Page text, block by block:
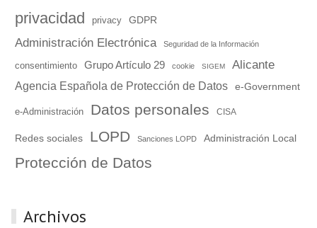
privacidad privacy GDPR
Administración Electrónica Seguridad de la Información
consentimiento Grupo Artículo 29 cookie SIGEM Alicante
Agencia Española de Protección de Datos e-Government
e-Administración Datos personales CISA
Redes sociales LOPD Sanciones LOPD Administración Local
Protección de Datos
Archivos